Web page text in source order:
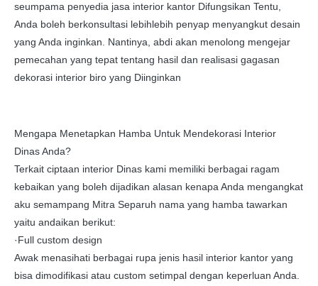
seumpama penyedia jasa interior kantor Difungsikan Tentu,
Anda boleh berkonsultasi lebihlebih penyap menyangkut desain
yang Anda inginkan. Nantinya, abdi akan menolong mengejar
pemecahan yang tepat tentang hasil dan realisasi gagasan
dekorasi interior biro yang Diinginkan
Mengapa Menetapkan Hamba Untuk Mendekorasi Interior
Dinas Anda?
Terkait ciptaan interior Dinas kami memiliki berbagai ragam
kebaikan yang boleh dijadikan alasan kenapa Anda mengangkat
aku semampang Mitra Separuh nama yang hamba tawarkan
yaitu andaikan berikut:
·Full custom design
Awak menasihati berbagai rupa jenis hasil interior kantor yang
bisa dimodifikasi atau custom setimpal dengan keperluan Anda.